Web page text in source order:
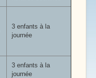
3 enfants à la
journée
3 enfants à la
journée